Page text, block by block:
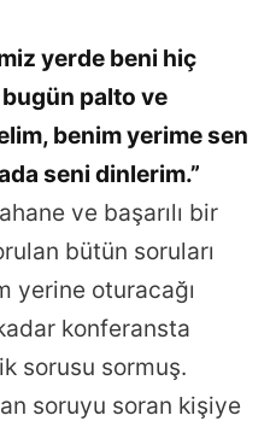
yerde beni hiç
bugün palto ve
benim yerime sen
seni dinlerim.”
ve başarılı bir
bütün soruları
yerine oturacağı
konferansta
sorusu sormuş.
soruyu soran kişiye